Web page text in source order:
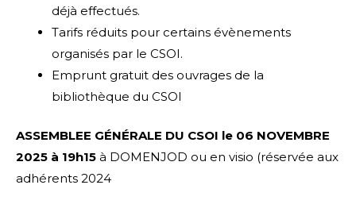
déjà effectués.
Tarifs réduits pour certains évènements
organisés par le CSOI.
Emprunt gratuit des ouvrages de la
bibliothèque du CSOI
ASSEMBLEE GÉNÉRALE DU CSOI le 06 NOVEMBRE
2025 à 19h15 à DOMENJOD ou en visio (réservée aux
adhérents 2024